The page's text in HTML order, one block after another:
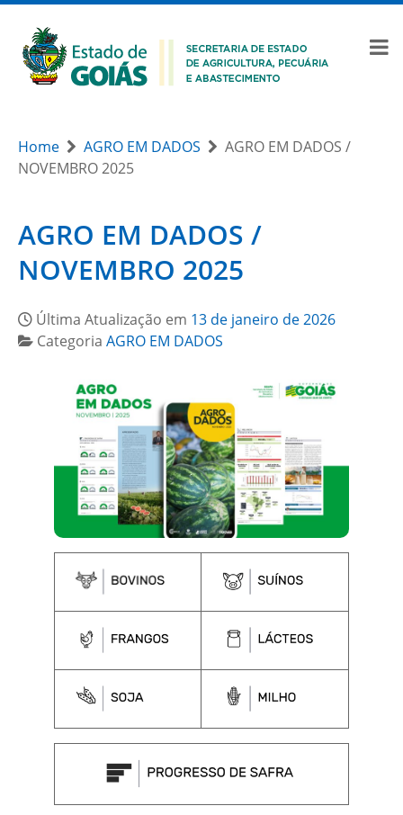
Home AGRO EM DADOS
AGRO EM DADOS /
NOVEMBRO 2025
AGRO EM DADOS /
NOVEMBRO 2025
Última Atualização em 13 de janeiro de 2026
Categoria AGRO EM DADOS